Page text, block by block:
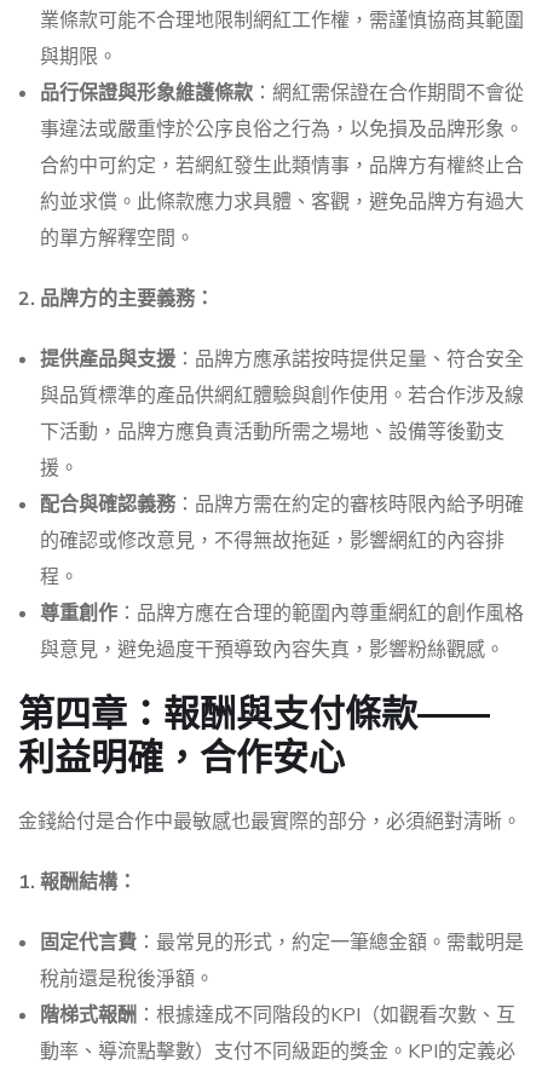
業條款可能不合理地限制網紅工作權，需謹慎協商其範圍
與期限。
品行保證與形象維護條款：網紅需保證在合作期間不會從
事違法或嚴重悖於公序良俗之行為，以免損及品牌形象。
合約中可約定，若網紅發生此類情事，品牌方有權終止合
約並求償。此條款應力求具體、客觀，避免品牌方有過大
的單方解釋空間。
2. 品牌方的主要義務：
提供產品與支援：品牌方應承諾按時提供足量、符合安全
與品質標準的產品供網紅體驗與創作使用。若合作涉及線
下活動，品牌方應負責活動所需之場地、設備等後勤支
援。
配合與確認義務 ：品牌方需在約定的審核時限內給予明確
的確認或修改意見，不得無故拖延，影響網紅的內容排
程。
尊重創作 ：品牌方應在合理的範圍內尊重網紅的創作風格
與意見，避免過度干預導致內容失真，影響粉絲觀感。
第四章：報酬與支付條款——
利益明確，合作安心
金錢給付是合作中最敏感也最實際的部分，必須絕對清晰。
1. 報酬結構：
固定代言費 ：最常見的形式，約定一筆總金額。需載明是
稅前還是稅後淨額。
階梯式報酬 ：根據達成不同階段的KPI（如觀看次數、互
動率、導流點擊數）支付不同級距的獎金。KPI的定義必